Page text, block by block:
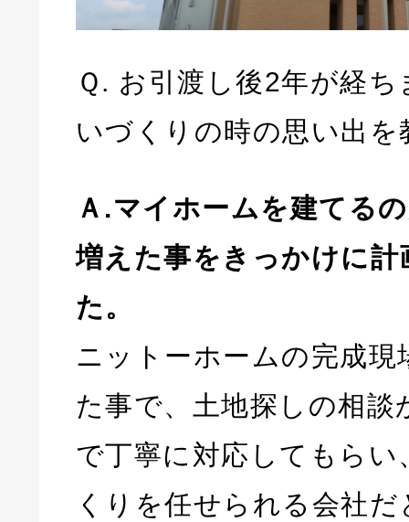
Ｑ. お引渡し後2年が経
いづくりの時の思い出
Ａ.マイホームを建てる
増えた事をきっかけに計
た。
ニットーホームの完成現
た事で、土地探しの相談
で丁寧に対応してもらい
くりを任せられる会社